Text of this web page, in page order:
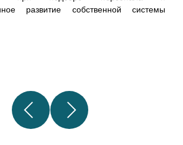
развитие собственной системы